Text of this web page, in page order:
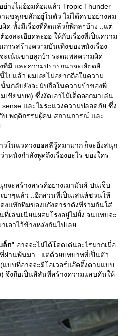
างไม่อ้อมค้อมแล้ว Tropic Thunder
มขลุกขลักอยู่ในตัว ไม่ได้ครบอย่างสม
ด ทั้งมีเรื่องที่คิดแล้วก็พิกลๆบ้าง ..แต่
องละเอียดละออ ให้กับเรื่องที่เป็นความ
ารสร้างความบันเทิงของหนังเรื่อง
ะเน้นขายลูกบ้า ระดมพลความผิด
ที่มี และความปรารถนาจะเสียดสี
ปแล้ว ผมเลยไม่อยากถือในความ
นกลับยังจะนับถือในความบ้าของพี่
เขียนบท) ซึ่งงัดเอาไม้เด็ดออกมาเล่น
sense และไม่ระแวงความปลอดภัย ซึ่ง
บ พฤติกรรมผู้คน สถานการณ์ และ
ในแวดวงฮอลลีวู้ดมามาก ก็จะยิ่งสนุก
าหนังกำลังพููดถึงเรื่องอะไร ของใคร
จะสร้างสรรค์อย่างเมามันส์ ปนเจ็บ
าๆแล้ว ..อีกส่วนที่เป็นเสน่ห์ชวนให้
งแท๊กทีมของแก๊งดาราดังที่ร่วมกันใส่
ที่เล่นเนียนผสมโรงอยู่ไม่ยั้ง จนแทบจะ
เอาไว้ข้างหลังกันไปเล
ล็ก" อาจจะไม่ได้โดดเด่นอะไรมากเมื่อ
ผ่านพ้นมา ..แต่ด้วยบทบาทที่เป็นตัว
แบบที่อาจจะมีโอเวอร์แอ๊คติ้งตามแบบ
จึงถือเป็นสีสันที่สร้างความแสบคันให้